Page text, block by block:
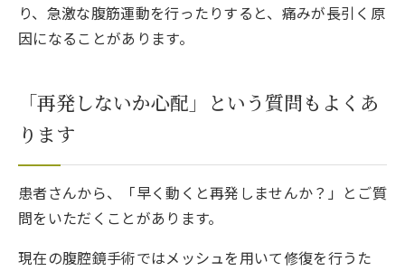
り、急激な腹筋運動を行ったりすると、痛みが長引く原
因になることがあります。
「再発しないか心配」という質問もよくあ
ります
患者さんから、「早く動くと再発しませんか？」とご質
問をいただくことがあります。
現在の腹腔鏡手術ではメッシュを用いて修復を行うた